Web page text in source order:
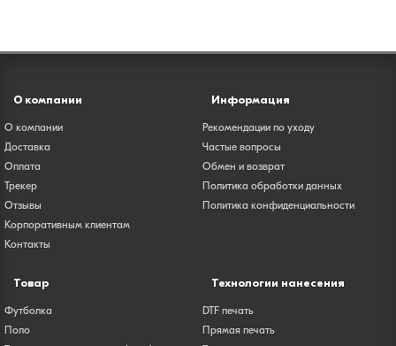
Фильтры
Оплата
Банковской картой
Наличными
Тип
О компании
О компании
Доставка
Оплата
Трекер
Отзывы
Корпоративным клиентам
Контакты
Информация
Рекомендации по уходу
Частые вопросы
Обмен и возврат
Политика обработки данных
Политика конфиденциальности
Товар
Футболка
Поло
Технологии нанесения
DTF печать
Прямая печать